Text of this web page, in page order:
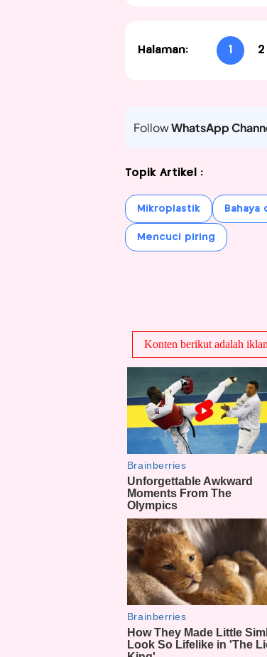
Halaman: 1 2
FollowWhatsApp
Topik Artikel :
Mikroplastik Bahaya
Mencuci piring